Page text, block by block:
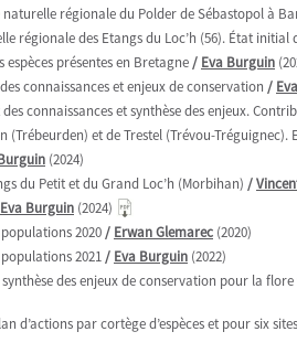
régionale du Polder de Sébastopol à
régionale des Etangs du Loc’h (56). État
présentes en Bretagne/ Eva Burguin
connaissances et enjeux de conservation /
connaissances et synthèse des enjeux.
et de Trestel (Trévou-Tréguignec).
(2024)
du Petit et du Grand Loc’h (Morbihan) /
Eva Burguin (2024)
2020/ Erwan Glemarec (2020)
2021/ Eva Burguin (2022)
des enjeux de conservation pour la
par cortège d’espèces et pour six